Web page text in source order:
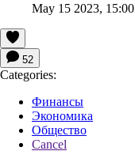
May 15 2023, 15:00
52
Categories:
Финансы
Экономика
Общество
Cancel